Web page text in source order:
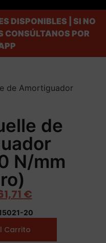
DISPONIBLES | SI NO
CONSÚLTANOS POR
de Amortiguador
de
N/mm
€
20
Carrito